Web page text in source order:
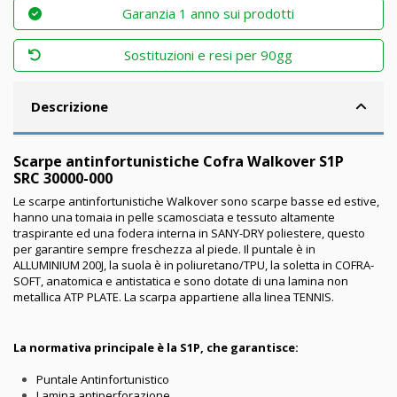
Garanzia 1 anno sui prodotti
Sostituzioni e resi per 90gg
Descrizione
Scarpe antinfortunistiche Cofra Walkover S1P
SRC 30000-000
Le scarpe antinfortunistiche Walkover sono scarpe basse ed estive,
hanno una tomaia in pelle scamosciata e tessuto altamente
traspirante ed una fodera interna in SANY-DRY poliestere, questo
per garantire sempre freschezza al piede. Il puntale è in
ALLUMINIUM 200J, la suola è in poliuretano/TPU, la soletta in COFRA-
SOFT, anatomica e antistatica e sono dotate di una lamina non
metallica ATP PLATE. La scarpa appartiene alla linea TENNIS.
La normativa principale è la S1P, che garantisce:
Puntale Antinfortunistico